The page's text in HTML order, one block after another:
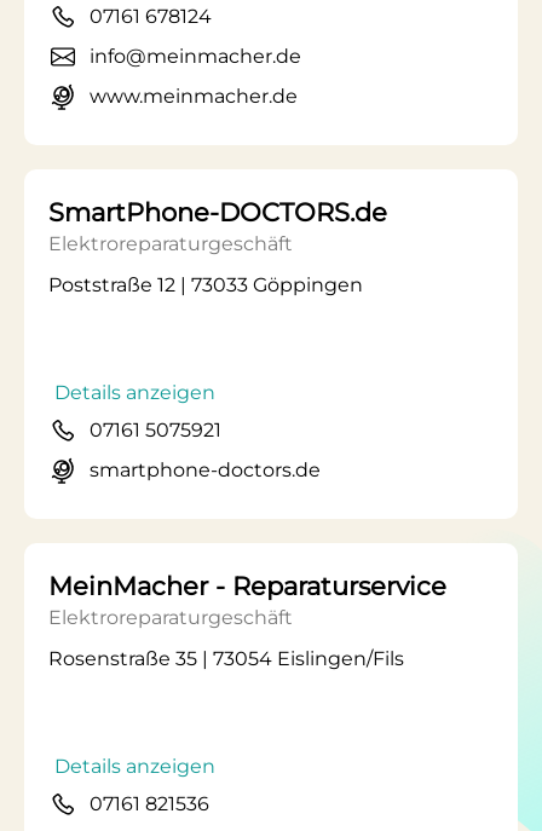
07161 678124
info@meinmacher.de
www.meinmacher.de
SmartPhone-DOCTORS.de
Elektroreparaturgeschäft
Poststraße 12 | 73033 Göppingen
Details anzeigen
07161 5075921
smartphone-doctors.de
MeinMacher - Reparaturservice
Elektroreparaturgeschäft
Rosenstraße 35 | 73054 Eislingen/Fils
Details anzeigen
07161 821536